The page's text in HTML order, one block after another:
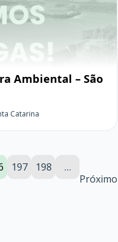
Ambiental – São
Catarina
197 198
…
Próximo